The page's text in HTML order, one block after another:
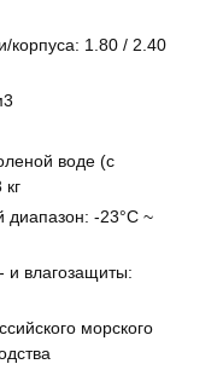
корпуса: 1.80 / 2.40
воде (с
кг
диапазон: -23°C ~
и влагозащиты:
морского